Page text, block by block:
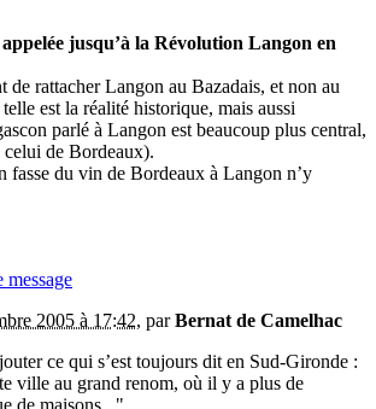
appelée jusqu’à la Révolution Langon en
de rattacher Langon au Bazadais, et non au
est la réalité historique, mais aussi
parlé à Langon est beaucoup plus central,
celui de Bordeaux).
fasse du vin de Bordeaux à Langon n’y
message
2005 à 17:42, parBernat de Camelhac
ce qui s’est toujours dit en Sud-Gironde :
ville au grand renom, où il y a plus de